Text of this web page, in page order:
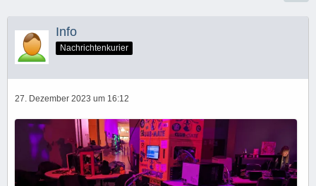
Info
Nachrichtenkurier
27. Dezember 2023 um 16:12